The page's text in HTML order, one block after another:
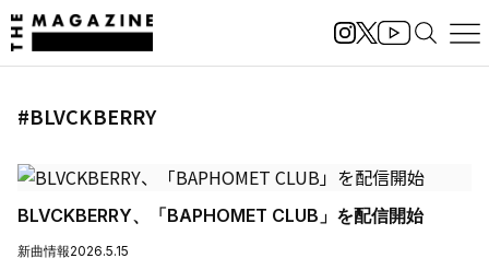
#BLVCKBERRY
BLVCKBERRY、「BAPHOMET CLUB」を配信開始
新曲情報2026.5.15